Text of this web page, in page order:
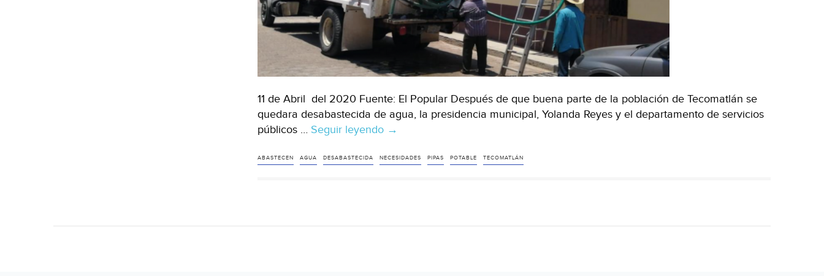
11 de Abril del 2020 Fuente: El Popular Después de que buena parte de la población de Tecomatlán se
quedara desabastecida de agua, la presidencia municipal, Yolanda Reyes y el departamento de servicios
públicos … Seguir leyendo Puebla:
agua
→
ABASTECEN AGUA DESABASTECIDA NECESIDADES PIPAS POTABLE TECOMATLÁN